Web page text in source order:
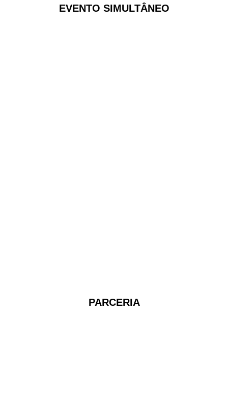
EVENTO SIMULTÂNEO
PARCERIA